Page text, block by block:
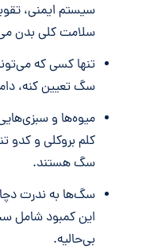
سیستم ایمنی،
سلامت کلی بدن
سگ تعیین کنه،
میوه‌ها و
کلم بروکلی و کدو
سگ هستند.
این کمبود شامل
بی‌حالیه.